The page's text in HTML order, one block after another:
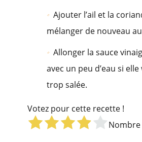
Ajouter l’ail et la
mélanger de nouveau
Allonger la sauce
avec un peu d’eau si
trop salée.
Votez pour cette recette !
Nombre